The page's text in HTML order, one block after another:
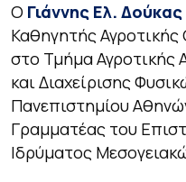
Ο Γιάννης Ελ. Δούκας
Καθηγητής Αγροτικής
στο Τμήμα Αγροτικής
και Διαχείρισης
Πανεπιστημίου
Γραμματέας του
Ιδρύματος